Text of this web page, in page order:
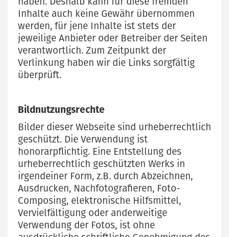
Inhalte auch keine Gewähr übernommen
werden, für jene Inhalte ist stets der
jeweilige Anbieter oder Betreiber der Seiten
verantwortlich. Zum Zeitpunkt der
Verlinkung haben wir die Links sorgfältig
überprüft.
Bildnutzungsrechte
Bilder dieser Webseite sind urheberrechtlich
geschützt. Die Verwendung ist
honorarpflichtig. Eine Entstellung des
urheberrechtlich geschützten Werks in
irgendeiner Form, z.B. durch Abzeichnen,
Ausdrucken, Nachfotografieren, Foto-
Composing, elektronische Hilfsmittel,
Vervielfältigung oder anderweitige
Verwendung der Fotos, ist ohne